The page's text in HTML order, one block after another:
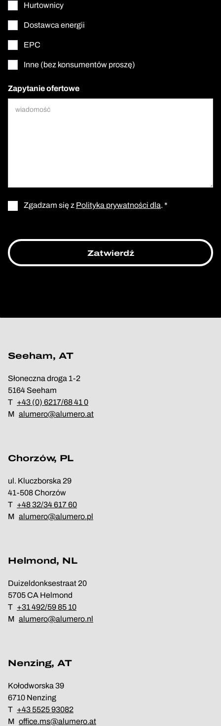
Hurtownicy
Dostawca energii
EPC
Inne (bez konsumentów proszę)
Zapytanie ofertowe
Zgadzam się z Polityka prywatności dla. *
Seeham, AT
Słoneczna droga 1-2
5164 Seeham
T +43 (0) 6217/68 41 0
M alumero@alumero.at
Chorzów, PL
ul. Kluczborska 29
41-508 Chorzów
T +48 32/34 617 60
M alumero@alumero.pl
Helmond, NL
Duizeldonksestraat 20
5705 CA Helmond
T +31 492/59 85 10
M alumero@alumero.nl
Nenzing, AT
Kołodworska 39
6710 Nenzing
T +43 5525 93082
M office.ms@alumero.at